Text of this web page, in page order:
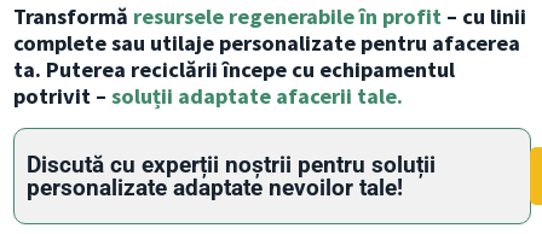
Transformă resursele regenerabile în profit – cu linii
complete sau utilaje personalizate pentru afacerea
ta. Puterea reciclării începe cu echipamentul
potrivit – soluții adaptate afacerii tale.
Discută cu experții noștrii pentru soluții
personalizate adaptate nevoilor tale!